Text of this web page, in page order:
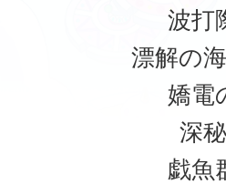
波打
漂解の
嬌電
深
戯魚